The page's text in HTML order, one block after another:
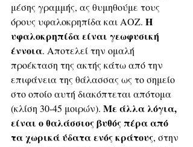
μέσης γραμμής, ας θυμηθούμε τους
όρους υφαλοκρηπίδα και ΑΟΖ. Η
υφαλοκρηπίδα είναι γεωφυσική
έννοια. Αποτελεί την ομαλή
προέκταση της ακτής κάτω από την
επιφάνεια της θάλασσας ως το σημείο
στο οποίο αυτή διακόπτεται απότομα
(κλίση 30-45 μοιρών). Με άλλα λόγια,
είναι ο θαλάσσιος βυθός πέρα από
τα χωρικά ύδατα ενός κράτους, στην